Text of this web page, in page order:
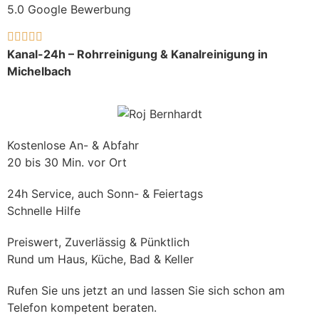
5.0 Google Bewerbung
    
Kanal-24h – Rohrreinigung & Kanalreinigung in
Michelbach
Kostenlose An- & Abfahr
20 bis 30 Min. vor Ort
24h Service, auch Sonn- & Feiertags
Schnelle Hilfe
Preiswert, Zuverlässig & Pünktlich
Rund um Haus, Küche, Bad & Keller
Rufen Sie uns jetzt an und lassen Sie sich schon am
Telefon kompetent beraten.